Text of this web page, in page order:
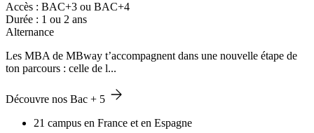
Accès : BAC+3 ou BAC+4
Durée : 1 ou 2 ans
Alternance
Les MBA de MBway t’accompagnent dans une nouvelle étape de
ton parcours : celle de l...
Découvre nos Bac + 5
21 campus en France et en Espagne